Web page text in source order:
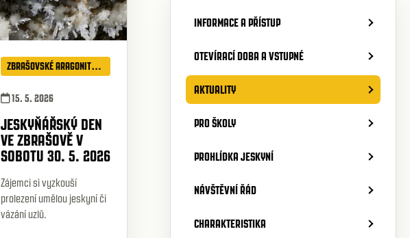
ZBRAŠOVSKÉ ARAGONITOVÉ JESKYNĚ
15. 5. 2026
JESKYŇÁŘSKÝ DEN
VE ZBRAŠOVĚ V
SOBOTU 30. 5. 2026
Zájemci si vyzkouší
prolezení umělou jeskyní či
vázání uzlů.
INFORMACE A PŘÍSTUP
OTEVÍRACÍ DOBA A VSTUPNÉ
AKTUALITY
PRO ŠKOLY
PROHLÍDKA JESKYNÍ
NÁVŠTĚVNÍ ŘÁD
CHARAKTERISTIKA